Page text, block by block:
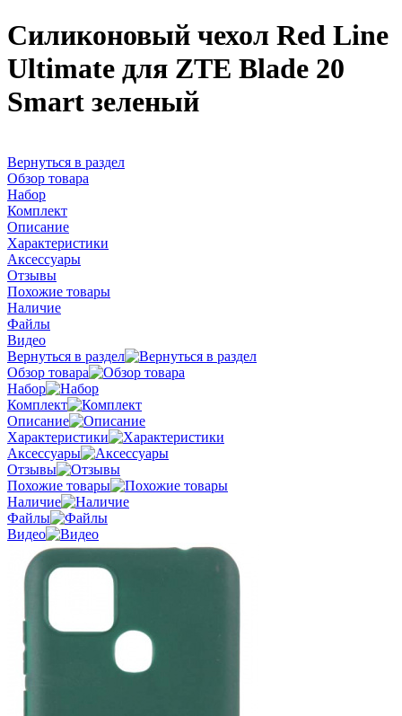
Силиконовый чехол Red Line
Ultimate для ZTE Blade 20
Smart зеленый
Вернуться в раздел
Обзор товара
Набор
Комплект
Описание
Характеристики
Аксессуары
Отзывы
Похожие товары
Наличие
Файлы
Видео
Вернуться в раздел
Обзор товара
Набор
Комплект
Описание
Характеристики
Аксессуары
Отзывы
Похожие товары
Наличие
Файлы
Видео